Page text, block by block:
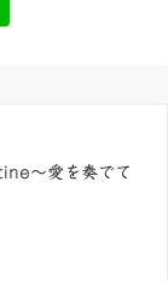
～愛を奏でて